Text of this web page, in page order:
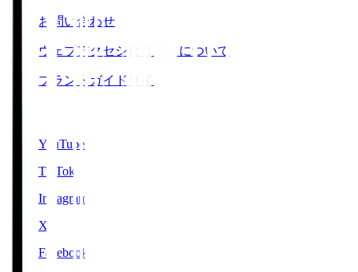
お問い合わせ
ウェブアクセシビリティについて
ブランドガイドライン
YouTube
TikTok
Instagram
X
Facebook